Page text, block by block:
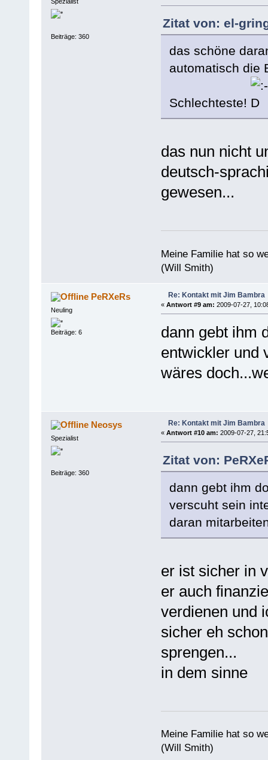
Beiträge: 360
Zitat von: el-
das schöne
automatisch die
Schlechteste!
das nun nicht
deutsch-
gewesen...
Meine Familie hat so
(Will Smith)
PeRXeRs
Neuling
Beiträge: 6
Re: Kontakt mit Jim Bambra
« Antwort #9 am: 2009-07-27,
dann gebt ihm
entwickler und
wäres
Neosys
Spezialist
Beiträge: 360
Re: Kontakt mit Jim Bambra
« Antwort #10 am: 2009-07-27,
Zitat von:
dann gebt ihm
verscuht sein
daran
er ist sicher in
er auch
verdienen und
sicher eh
sprengen...
in dem sinne
Meine Familie hat so
(Will Smith)